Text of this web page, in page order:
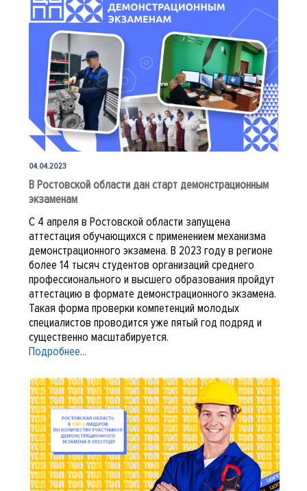
профессионального образования в
форме демонстрационного экзамена
между ФГБОУ ДПО ИРПО и
образовательными организациями
04.04.2023
В Ростовской области дан старт демонстрационным
экзаменам
С 4 апреля в Ростовской области запущена
аттестация обучающихся с применением механизма
демонстрационного экзамена. В 2023 году в регионе
более 14 тысяч студентов организаций среднего
профессионального и высшего образования пройдут
аттестацию в формате демонстрационного экзамена.
Такая форма проверки компетенций молодых
специалистов проводится уже пятый год подряд и
существенно масштабируется.
Подробнее...